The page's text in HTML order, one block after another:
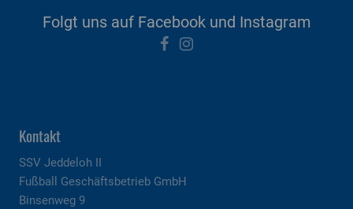
Folgt uns auf Facebook und Instagram
Kontakt
SSV Jeddeloh II
Fußball Geschäftsbetrieb GmbH
Binsenweg 9